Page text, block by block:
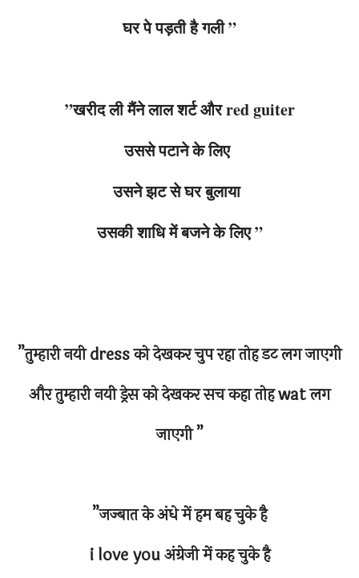
घर पे पड़ती है गली ”
”खरीद ली मैंने लाल शर्ट और red guiter
उससे पटाने के लिए
उसने झट से घर बुलाया
उसकी शाधि में बजने के लिए ”
”तुम्हारी नयी dress को देखकर चुप रहा तोह डट लग जाएगी
और तुम्हारी नयी ड्रेस को देखकर सच कहा तोह wat लग
जाएगी ”
”जज्बात के अंधे में हम बह चुके है
i love you अंग्रेजी में कह चुके है